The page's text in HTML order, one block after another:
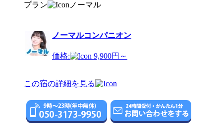
プラン ノーマル
ノーマルコンパニオン
価格: 9,900円～
この宿の詳細を見る